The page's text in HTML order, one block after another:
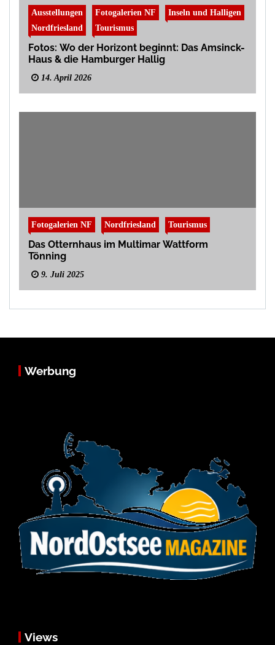
Ausstellungen Fotogalerien NF
Inseln und Halligen
Nordfriesland
Tourismus
Fotos: Wo der Horizont beginnt: Das Amsinck-
Haus & die Hamburger Hallig
14. April 2026
Fotogalerien NF Nordfriesland Tourismus
Das Otternhaus im Multimar Wattform
Tönning
9. Juli 2025
Werbung
Views